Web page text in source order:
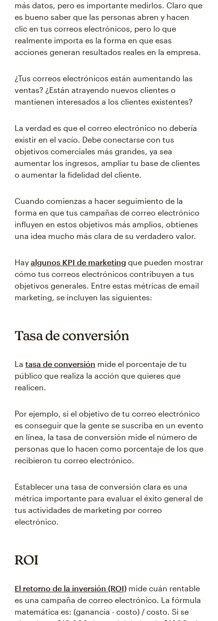
más datos, pero es importante medirlos. Claro que
es bueno saber que las personas abren y hacen
clic en tus correos electrónicos, pero lo que
realmente importa es la forma en que esas
acciones generan resultados reales en la empresa.
¿Tus correos electrónicos están aumentando las
ventas? ¿Están atrayendo nuevos clientes o
mantienen interesados a los clientes existentes?
La verdad es que el correo electrónico no debería
existir en el vacío. Debe conectarse con tus
objetivos comerciales más grandes, ya sea
aumentar los ingresos, ampliar tu base de clientes
o aumentar la fidelidad del cliente.
Cuando comienzas a hacer seguimiento de la
forma en que tus campañas de correo electrónico
influyen en estos objetivos más amplios, obtienes
una idea mucho más clara de su verdadero valor.
Hay algunos KPI de marketing que pueden mostrar
cómo tus correos electrónicos contribuyen a tus
objetivos generales. Entre estas métricas de email
marketing, se incluyen las siguientes:
Tasa de conversión
La tasa de conversión mide el porcentaje de tu
público que realiza la acción que quieres que
realicen.
Por ejemplo, si el objetivo de tu correo electrónico
es conseguir que la gente se suscriba en un evento
en línea, la tasa de conversión mide el número de
personas que lo hacen como porcentaje de los que
recibieron tu correo electrónico.
Establecer una tasa de conversión clara es una
métrica importante para evaluar el éxito general de
tus actividades de marketing por correo
electrónico.
ROI
El retorno de la inversión (ROI) mide cuán rentable
es una campaña de correo electrónico. La fórmula
matemática es: (ganancia - costo) / costo. Si se